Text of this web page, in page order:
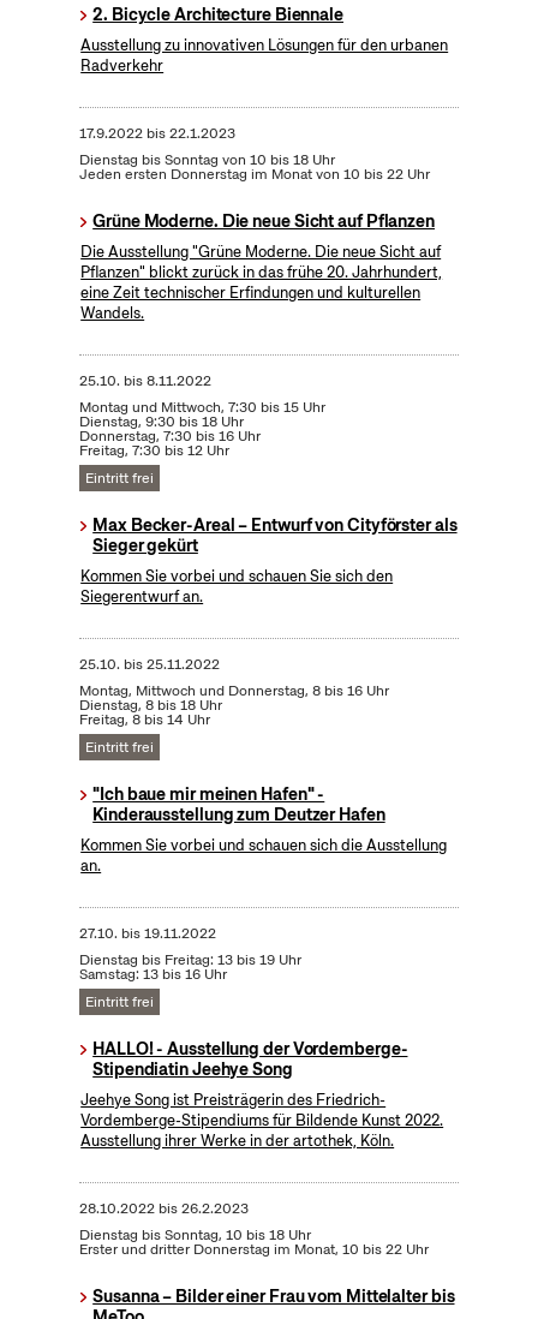
2. Bicycle Architecture Biennale
Ausstellung zu innovativen Lösungen für den urbanen
Radverkehr
17.9.2022bis22.1.2023
Dienstag bis Sonntag von 10 bis 18 Uhr
Jeden ersten Donnerstag im Monat von 10 bis 22 Uhr
Grüne Moderne. Die neue Sicht auf Pflanzen
Die Ausstellung "Grüne Moderne. Die neue Sicht auf
Pflanzen" blickt zurück in das frühe 20. Jahrhundert,
eine Zeit technischer Erfindungen und kulturellen
Wandels.
25.10. bis8.11.2022
Montag und Mittwoch, 7:30 bis 15 Uhr
Dienstag, 9:30 bis 18 Uhr
Donnerstag, 7:30 bis 16 Uhr
Freitag, 7:30 bis 12 Uhr
Eintritt frei
Max Becker-Areal – Entwurf von Cityförster als
Sieger gekürt
Kommen Sie vorbei und schauen Sie sich den
Siegerentwurf an.
25.10. bis25.11.2022
Montag, Mittwoch und Donnerstag, 8 bis 16 Uhr
Dienstag, 8 bis 18 Uhr
Freitag, 8 bis 14 Uhr
Eintritt frei
"Ich baue mir meinen Hafen" -
Kinderausstellung zum Deutzer Hafen
Kommen Sie vorbei und schauen sich die Ausstellung
an.
27.10. bis19.11.2022
Dienstag bis Freitag: 13 bis 19 Uhr
Samstag: 13 bis 16 Uhr
Eintritt frei
HALLO! - Ausstellung der Vordemberge-
Stipendiatin Jeehye Song
Jeehye Song ist Preisträgerin des Friedrich-
Vordemberge-Stipendiums für Bildende Kunst 2022.
Ausstellung ihrer Werke in der artothek, Köln.
28.10.2022bis26.2.2023
Dienstag bis Sonntag, 10 bis 18 Uhr
Erster und dritter Donnerstag im Monat, 10 bis 22 Uhr
Susanna – Bilder einer Frau vom Mittelalter bis